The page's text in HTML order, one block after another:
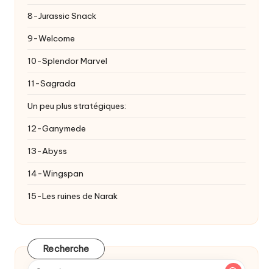
8-Jurassic Snack
9-Welcome
10-Splendor Marvel
11-Sagrada
Un peu plus stratégiques:
12-Ganymede
13-Abyss
14-Wingspan
15-Les ruines de Narak
Recherche